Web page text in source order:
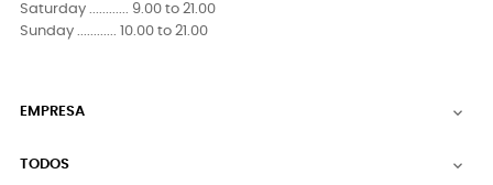
Saturday ............ 9.00 to 21.00
Sunday ............ 10.00 to 21.00
EMPRESA 
TODOS 